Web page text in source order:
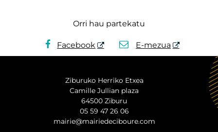
Orri hau partekatu
Facebook E-mezua
Ziburuko Herriko Etxea
Camille Jullian plaza
64500 Ziburu
05 59 47 26 06
mairie@mairiedeciboure.com